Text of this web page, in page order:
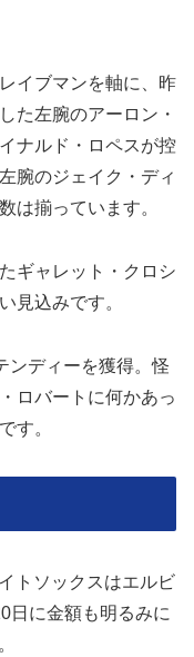
イブマンを軸に、昨
た左腕のアーロン・
ナルド・ロペスが控
腕のジェイク・ディ
は揃っています。
ギャレット・クロシ
見込みです。
ディーを獲得。怪
ロバートに何かあっ
す。
トソックスはエルビ
日に金額も明るみに